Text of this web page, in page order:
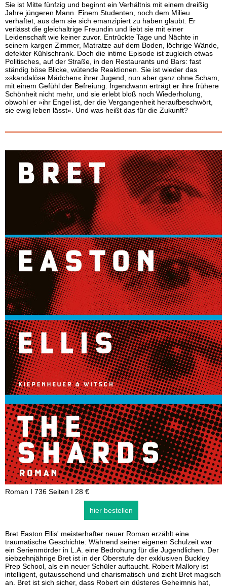
Sie ist Mitte fünfzig und beginnt ein Verhältnis mit einem dreißig
Jahre jüngeren Mann. Einem Studenten, noch dem Milieu
verhaftet, aus dem sie sich emanzipiert zu haben glaubt. Er
verlässt die gleichaltrige Freundin und liebt sie mit einer
Leidenschaft wie keiner zuvor. Entrückte Tage und Nächte in
seinem kargen Zimmer, Matratze auf dem Boden, löchrige Wände,
defekter Kühlschrank. Doch die intime Episode ist zugleich etwas
Politisches, auf der Straße, in den Restaurants und Bars: fast
ständig böse Blicke, wütende Reaktionen. Sie ist wieder das
»skandalöse Mädchen« ihrer Jugend, nun aber ganz ohne Scham,
mit einem Gefühl der Befreiung. Irgendwann erträgt er ihre frühere
Schönheit nicht mehr, und sie erlebt bloß noch Wiederholung,
obwohl er »ihr Engel ist, der die Vergangenheit heraufbeschwört,
sie ewig leben lässt«. Und was heißt das für die Zukunft?
Roman I 736 Seiten I 28 €
hier bestellen
Bret Easton Ellis' meisterhafter neuer Roman erzählt eine
traumatische Geschichte: Während seiner eigenen Schulzeit war
ein Serienmörder in L.A. eine Bedrohung für die Jugendlichen. Der
siebzehnjährige Bret ist in der Oberstufe der exklusiven Buckley
Prep School, als ein neuer Schüler auftaucht. Robert Mallory ist
intelligent, gutaussehend und charismatisch und zieht Bret magisch
an. Bret ist sich sicher, dass Robert ein düsteres Geheimnis hat,